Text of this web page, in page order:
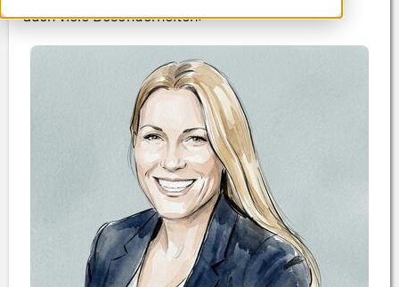
auch viele Besonderheiten.